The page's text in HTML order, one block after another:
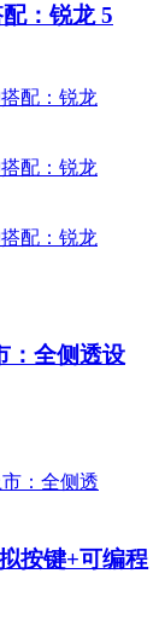
：锐龙 5
：全侧透设
按键+可编程